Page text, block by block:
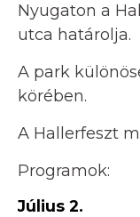
Nyugaton a
utca határolja.
A park
körében.
A Hallerfeszt
Programok:
Július 2.